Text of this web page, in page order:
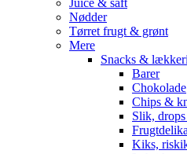
Juice & saft
Nødder
Tørret frugt & grønt
Mere
Snacks &
Barer
Chokolade
Chips &
Slik,
Kiks,